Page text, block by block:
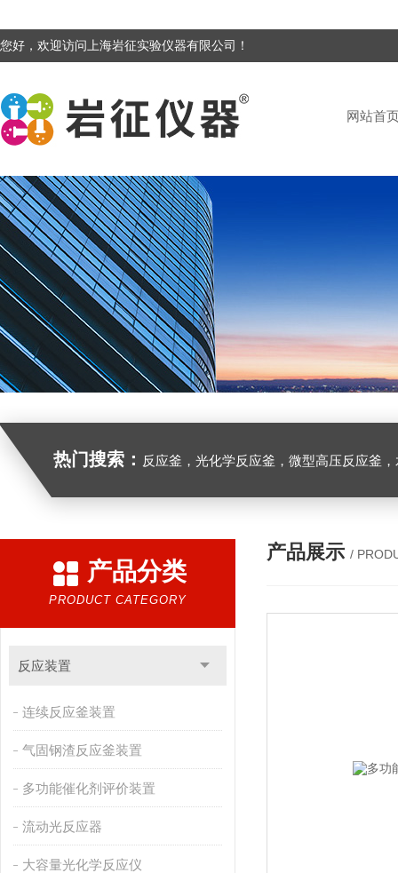
您好，欢迎访问上海岩征实验仪器有限公司！
网站首
热门搜索： 反应釜，光化学反应釜，微型高压反应釜
产品分类
PRODUCT CATEGORY
反应装置
连续反应釜装置
气固钢渣反应釜装置
多功能催化剂评价装置
流动光反应器
大容量光化学反应仪
产品展示 /